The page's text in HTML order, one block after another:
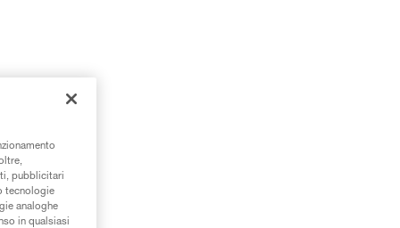
pubblicitari
tecnologie
analoghe
in qualsiasi